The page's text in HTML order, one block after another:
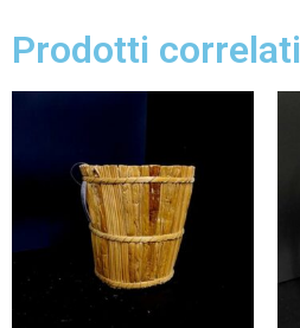
Prodotti correlati